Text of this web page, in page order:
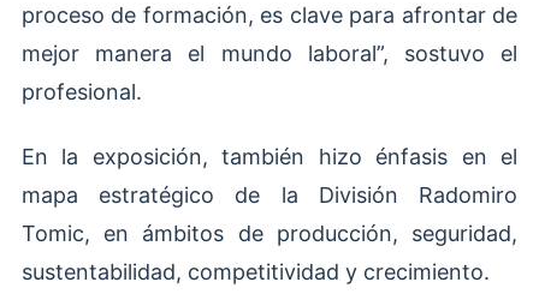
proceso de formación, es clave para afrontar de
mejor manera el mundo laboral”, sostuvo el
profesional.
En la exposición, también hizo énfasis en el
mapa estratégico de la División Radomiro
Tomic, en ámbitos de producción, seguridad,
sustentabilidad, competitividad y crecimiento.